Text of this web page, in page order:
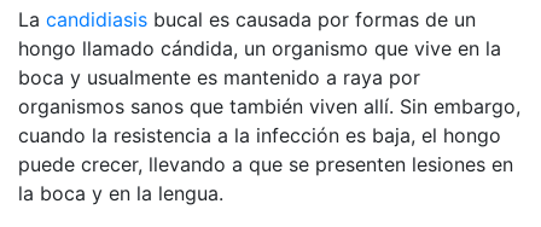
La candidiasis bucal es causada por formas de un
hongo llamado cándida, un organismo que vive en la
boca y usualmente es mantenido a raya por
organismos sanos que también viven allí. Sin embargo,
cuando la resistencia a la infección es baja, el hongo
puede crecer, llevando a que se presenten lesiones en
la boca y en la lengua.